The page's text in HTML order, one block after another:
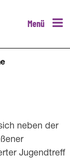
Menü
neben der
Jugendtreff